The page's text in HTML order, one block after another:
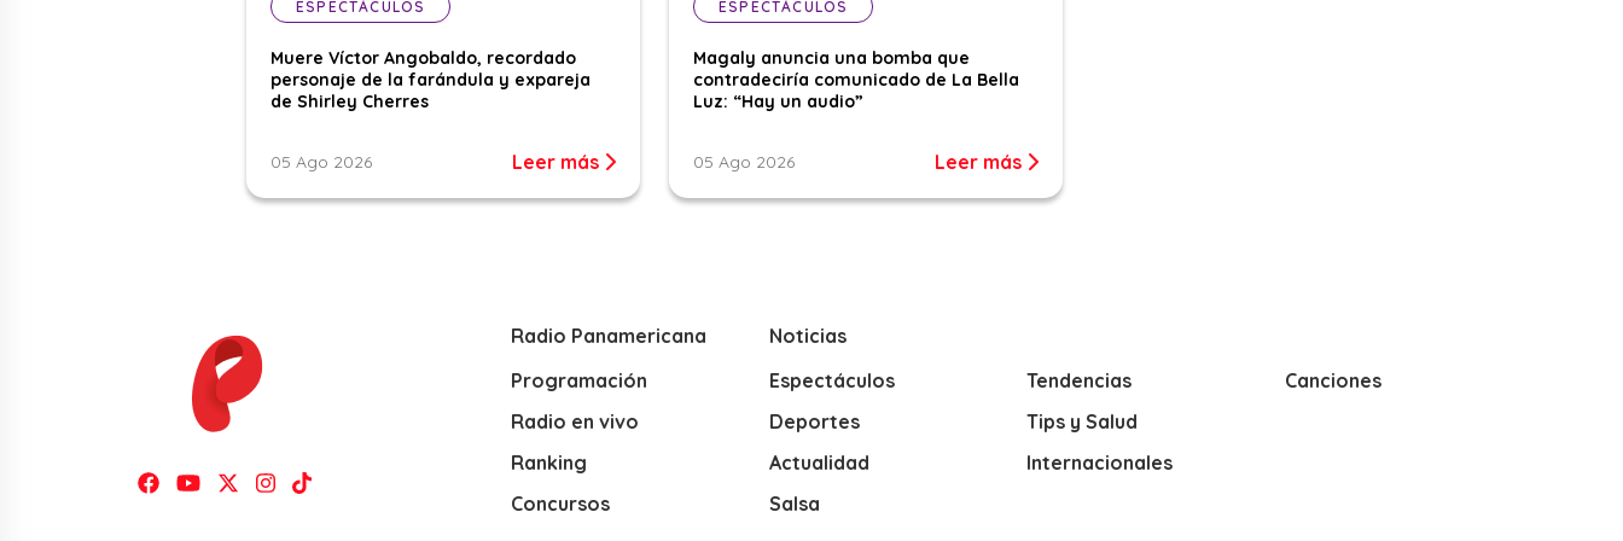
ESPECTÁCULOS
Muere Víctor Angobaldo, recordado
personaje de la farándula y expareja
de Shirley Cherres
05 Ago 2026 Leer más
ESPECTÁCULOS
Magaly anuncia una bomba que
contradeciría comunicado de La Bella
Luz: “Hay un audio”
05 Ago 2026 Leer más
Radio Panamericana
Programación
Radio en vivo
Ranking
Concursos
Noticias
Espectáculos
Deportes
Actualidad
Salsa
Tendencias
Tips y Salud
Internacionales
Canciones